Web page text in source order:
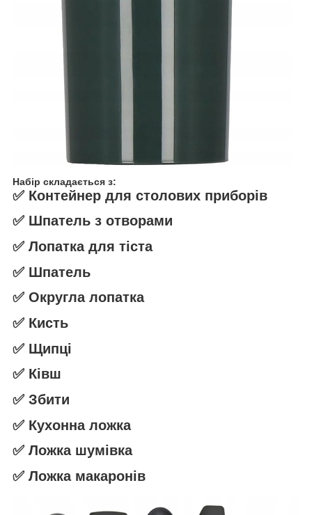
Набір складається з:
✅ Контейнер для столових приборів
✅ Шпатель з отворами
✅ Лопатка для тіста
✅ Шпатель
✅ Округла лопатка
✅ Кисть
✅ Щипці
✅ Ківш
✅ Збити
✅ Кухонна ложка
✅ Ложка шумівка
✅ Ложка макаронів